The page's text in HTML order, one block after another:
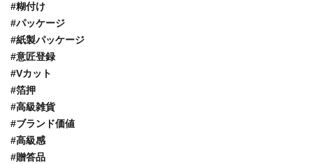
#糊付け
#パッケージ
#紙製パッケージ
#意匠登録
#Vカット
#箔押
#高級雑貨
#ブランド価値
#高級感
#贈答品